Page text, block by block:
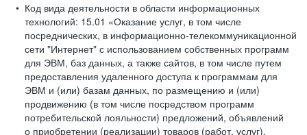
Код вида деятельности в области информационных
технологий: 15.01 «Оказание услуг, в том числе
посреднических, в информационно-телекоммуникационной
сети "Интернет" с использованием собственных программ
для ЭВМ, баз данных, а также сайтов, в том числе путем
предоставления удаленного доступа к программам для
ЭВМ и (или) базам данных, по размещению и (или)
продвижению (в том числе посредством программ
потребительской лояльности) предложений, объявлений
о приобретении (реализации) товаров (работ, услуг),